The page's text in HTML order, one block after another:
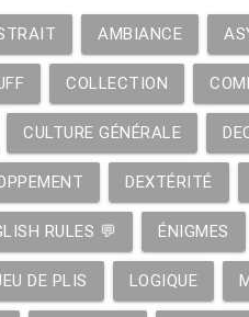
AMBIANCE
COLLECTION
CULTURE GÉNÉRALE
DEXTÉRITÉ
RULES 💬 ÉNIGMES
DE PLIS LOGIQUE